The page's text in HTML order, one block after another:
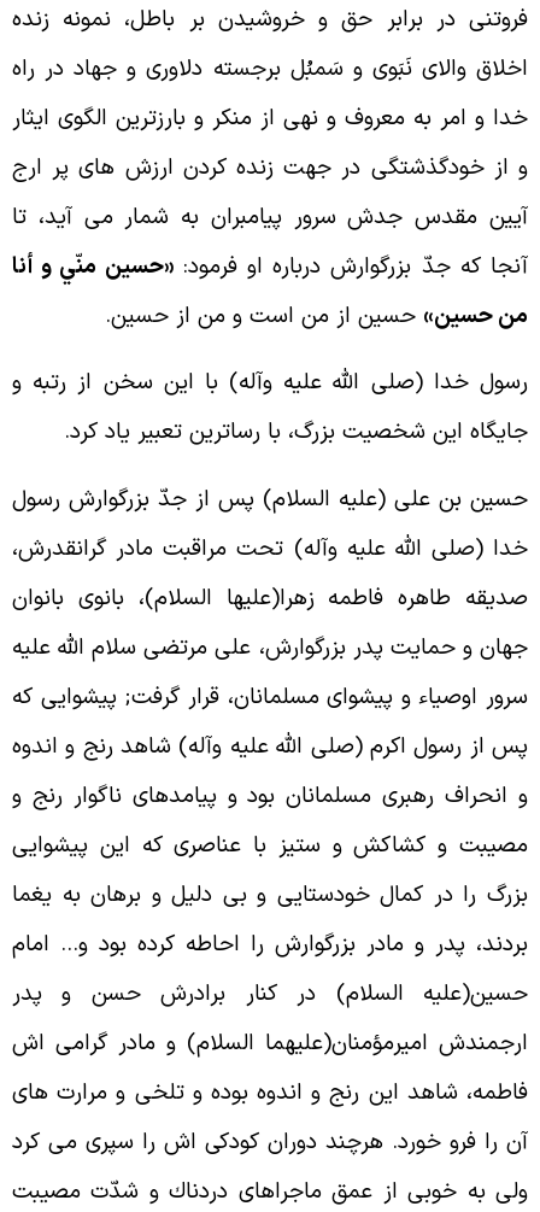
در برابر حق و خروشيدن بر باطل، نمونه زنده
والاى نَبَوى و سَمبُل برجسته دلاورى و جهاد در راه
و امر به معروف و نهى از منكر و بارزترين الگوى ايثار
از خودگذشتگى در جهت زنده کردن ارزش هاى پر ارج
مقدس جدش سرور پيامبران به شمار مى آيد، تا
که جدّ بزرگوارش درباره او فرمود:«حسين منّي و أنا
حسين»حسين از من است و من از حسين.
خدا (صلى الله عليه وآله) با اين سخن از رتبه و
اين شخصيت بزرگ، با رساترين تعبير ياد کرد.
بن على (عليه السلام) پس از جدّ بزرگوارش رسول
(صلى الله عليه وآله) تحت مراقبت مادر گرانقدرش،
طاهره فاطمه زهرا(عليها السلام)، بانوى بانوان
و حمايت پدر بزرگوارش، على مرتضى سلام الله عليه
اوصياء و پيشواى مسلمانان، قرار گرفت; پيشوايى که
از رسول اکرم (صلى الله عليه وآله) شاهد رنج و اندوه
انحراف رهبرى مسلمانان بود و پيامدهاى ناگوار رنج و
و کشاکش و ستيز با عناصرى که اين پيشوايى
را در کمال خودستايى و بى دليل و برهان به يغما
پدر و مادر بزرگوارش را احاطه کرده بود و… امام
السلام) در کنار برادرش حسن و پدر
اميرمؤمنان(عليهما السلام) و مادر گرامى اش
شاهد اين رنج و اندوه بوده و تلخى و مرارت هاى
را فرو خورد. هرچند دوران کودکی اش را سپرى مى کرد
به خوبى از عمق ماجراهاى دردناك و شدّت مصيبت